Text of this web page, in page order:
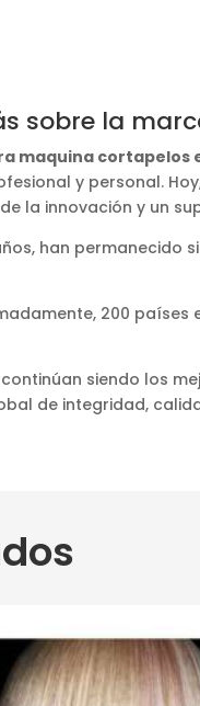
sobre la
maquina cortapelos
y personal.
la innovación y un
han permanecido
200
siendo los
de integridad,